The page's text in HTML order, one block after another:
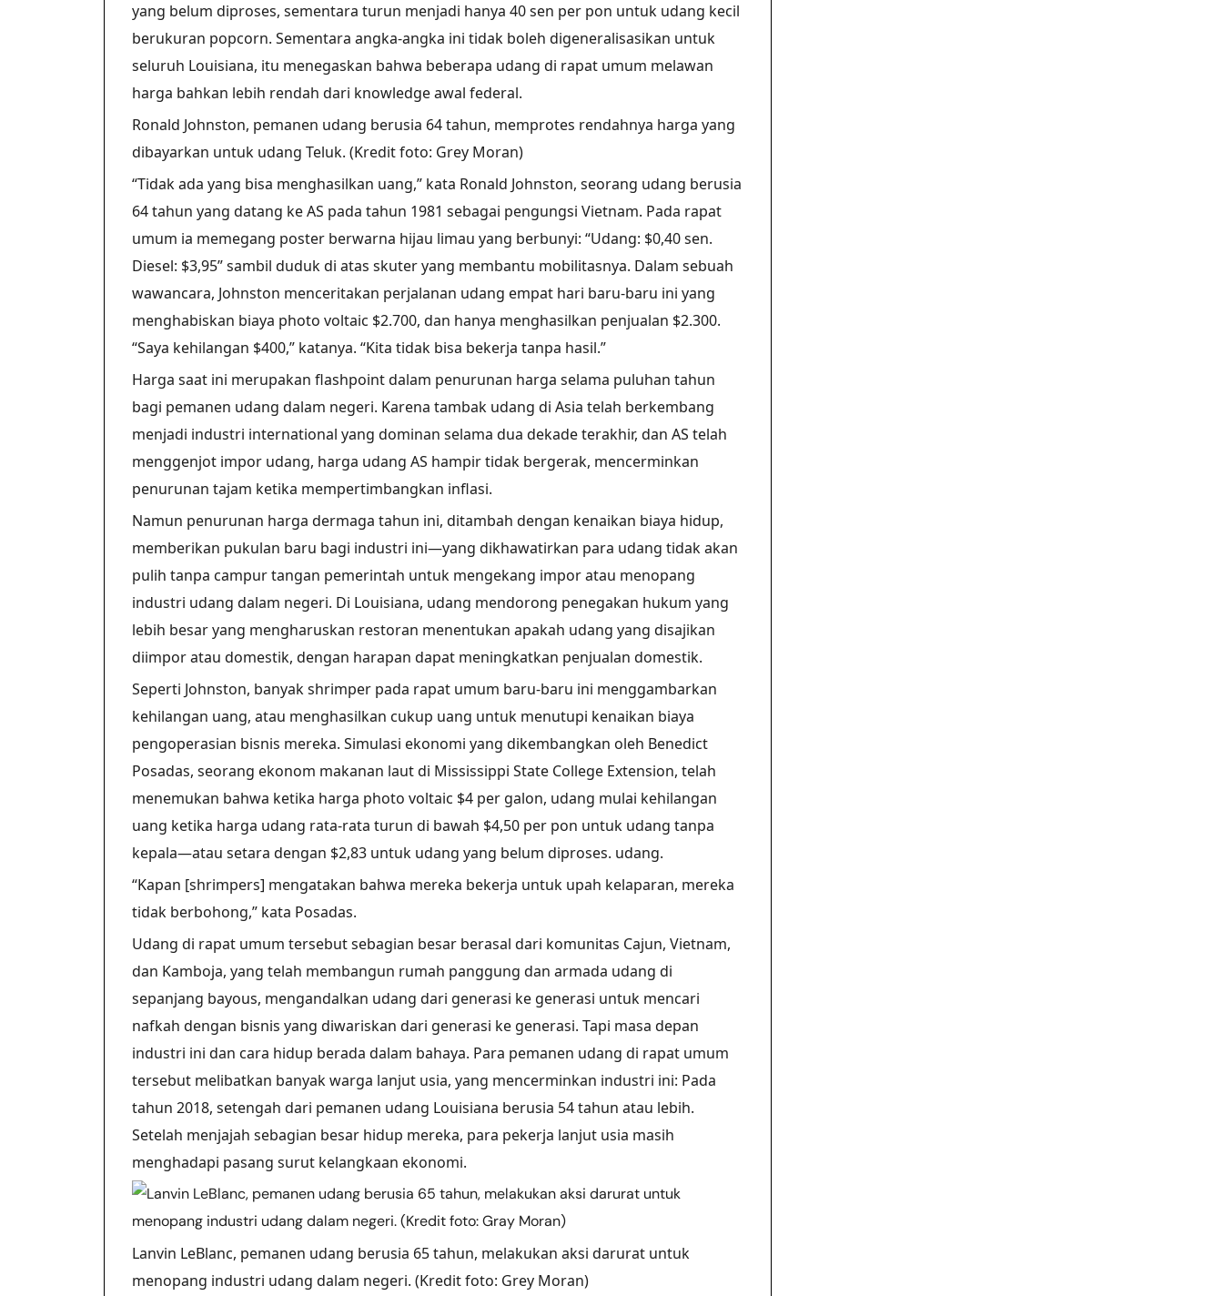
yang belum diproses, sementara turun menjadi hanya 40 sen per pon untuk udang kecil
berukuran popcorn. Sementara angka-angka ini tidak boleh digeneralisasikan untuk
seluruh Louisiana, itu menegaskan bahwa beberapa udang di rapat umum melawan
harga bahkan lebih rendah dari knowledge awal federal.
Ronald Johnston, pemanen udang berusia 64 tahun, memprotes rendahnya harga yang
dibayarkan untuk udang Teluk. (Kredit foto: Grey Moran)
“Tidak ada yang bisa menghasilkan uang,” kata Ronald Johnston, seorang udang berusia
64 tahun yang datang ke AS pada tahun 1981 sebagai pengungsi Vietnam. Pada rapat
umum ia memegang poster berwarna hijau limau yang berbunyi: “Udang: $0,40 sen.
Diesel: $3,95” sambil duduk di atas skuter yang membantu mobilitasnya. Dalam sebuah
wawancara, Johnston menceritakan perjalanan udang empat hari baru-baru ini yang
menghabiskan biaya photo voltaic $2.700, dan hanya menghasilkan penjualan $2.300.
“Saya kehilangan $400,” katanya. “Kita tidak bisa bekerja tanpa hasil.”
Harga saat ini merupakan flashpoint dalam penurunan harga selama puluhan tahun
bagi pemanen udang dalam negeri. Karena tambak udang di Asia telah berkembang
menjadi industri international yang dominan selama dua dekade terakhir, dan AS telah
menggenjot impor udang, harga udang AS hampir tidak bergerak, mencerminkan
penurunan tajam ketika mempertimbangkan inflasi.
Namun penurunan harga dermaga tahun ini, ditambah dengan kenaikan biaya hidup,
memberikan pukulan baru bagi industri ini—yang dikhawatirkan para udang tidak akan
pulih tanpa campur tangan pemerintah untuk mengekang impor atau menopang
industri udang dalam negeri. Di Louisiana, udang mendorong penegakan hukum yang
lebih besar yang mengharuskan restoran menentukan apakah udang yang disajikan
diimpor atau domestik, dengan harapan dapat meningkatkan penjualan domestik.
Seperti Johnston, banyak shrimper pada rapat umum baru-baru ini menggambarkan
kehilangan uang, atau menghasilkan cukup uang untuk menutupi kenaikan biaya
pengoperasian bisnis mereka. Simulasi ekonomi yang dikembangkan oleh Benedict
Posadas, seorang ekonom makanan laut di Mississippi State College Extension, telah
menemukan bahwa ketika harga photo voltaic $4 per galon, udang mulai kehilangan
uang ketika harga udang rata-rata turun di bawah $4,50 per pon untuk udang tanpa
kepala—atau setara dengan $2,83 untuk udang yang belum diproses. udang.
“Kapan [shrimpers] mengatakan bahwa mereka bekerja untuk upah kelaparan, mereka
tidak berbohong,” kata Posadas.
Udang di rapat umum tersebut sebagian besar berasal dari komunitas Cajun, Vietnam,
dan Kamboja, yang telah membangun rumah panggung dan armada udang di
sepanjang bayous, mengandalkan udang dari generasi ke generasi untuk mencari
nafkah dengan bisnis yang diwariskan dari generasi ke generasi. Tapi masa depan
industri ini dan cara hidup berada dalam bahaya. Para pemanen udang di rapat umum
tersebut melibatkan banyak warga lanjut usia, yang mencerminkan industri ini: Pada
tahun 2018, setengah dari pemanen udang Louisiana berusia 54 tahun atau lebih.
Setelah menjajah sebagian besar hidup mereka, para pekerja lanjut usia masih
menghadapi pasang surut kelangkaan ekonomi.
Lanvin LeBlanc, pemanen udang berusia 65 tahun, melakukan aksi darurat untuk
menopang industri udang dalam negeri. (Kredit foto: Grey Moran)